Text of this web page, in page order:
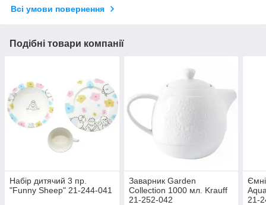
Всі умови повернення
Подібні товари компанії
Набір дитячий 3 пр.
"Funny Sheep" 21-244-041
Заварник Garden
Collection 1000 мл. Krauff
21-252-042
21-